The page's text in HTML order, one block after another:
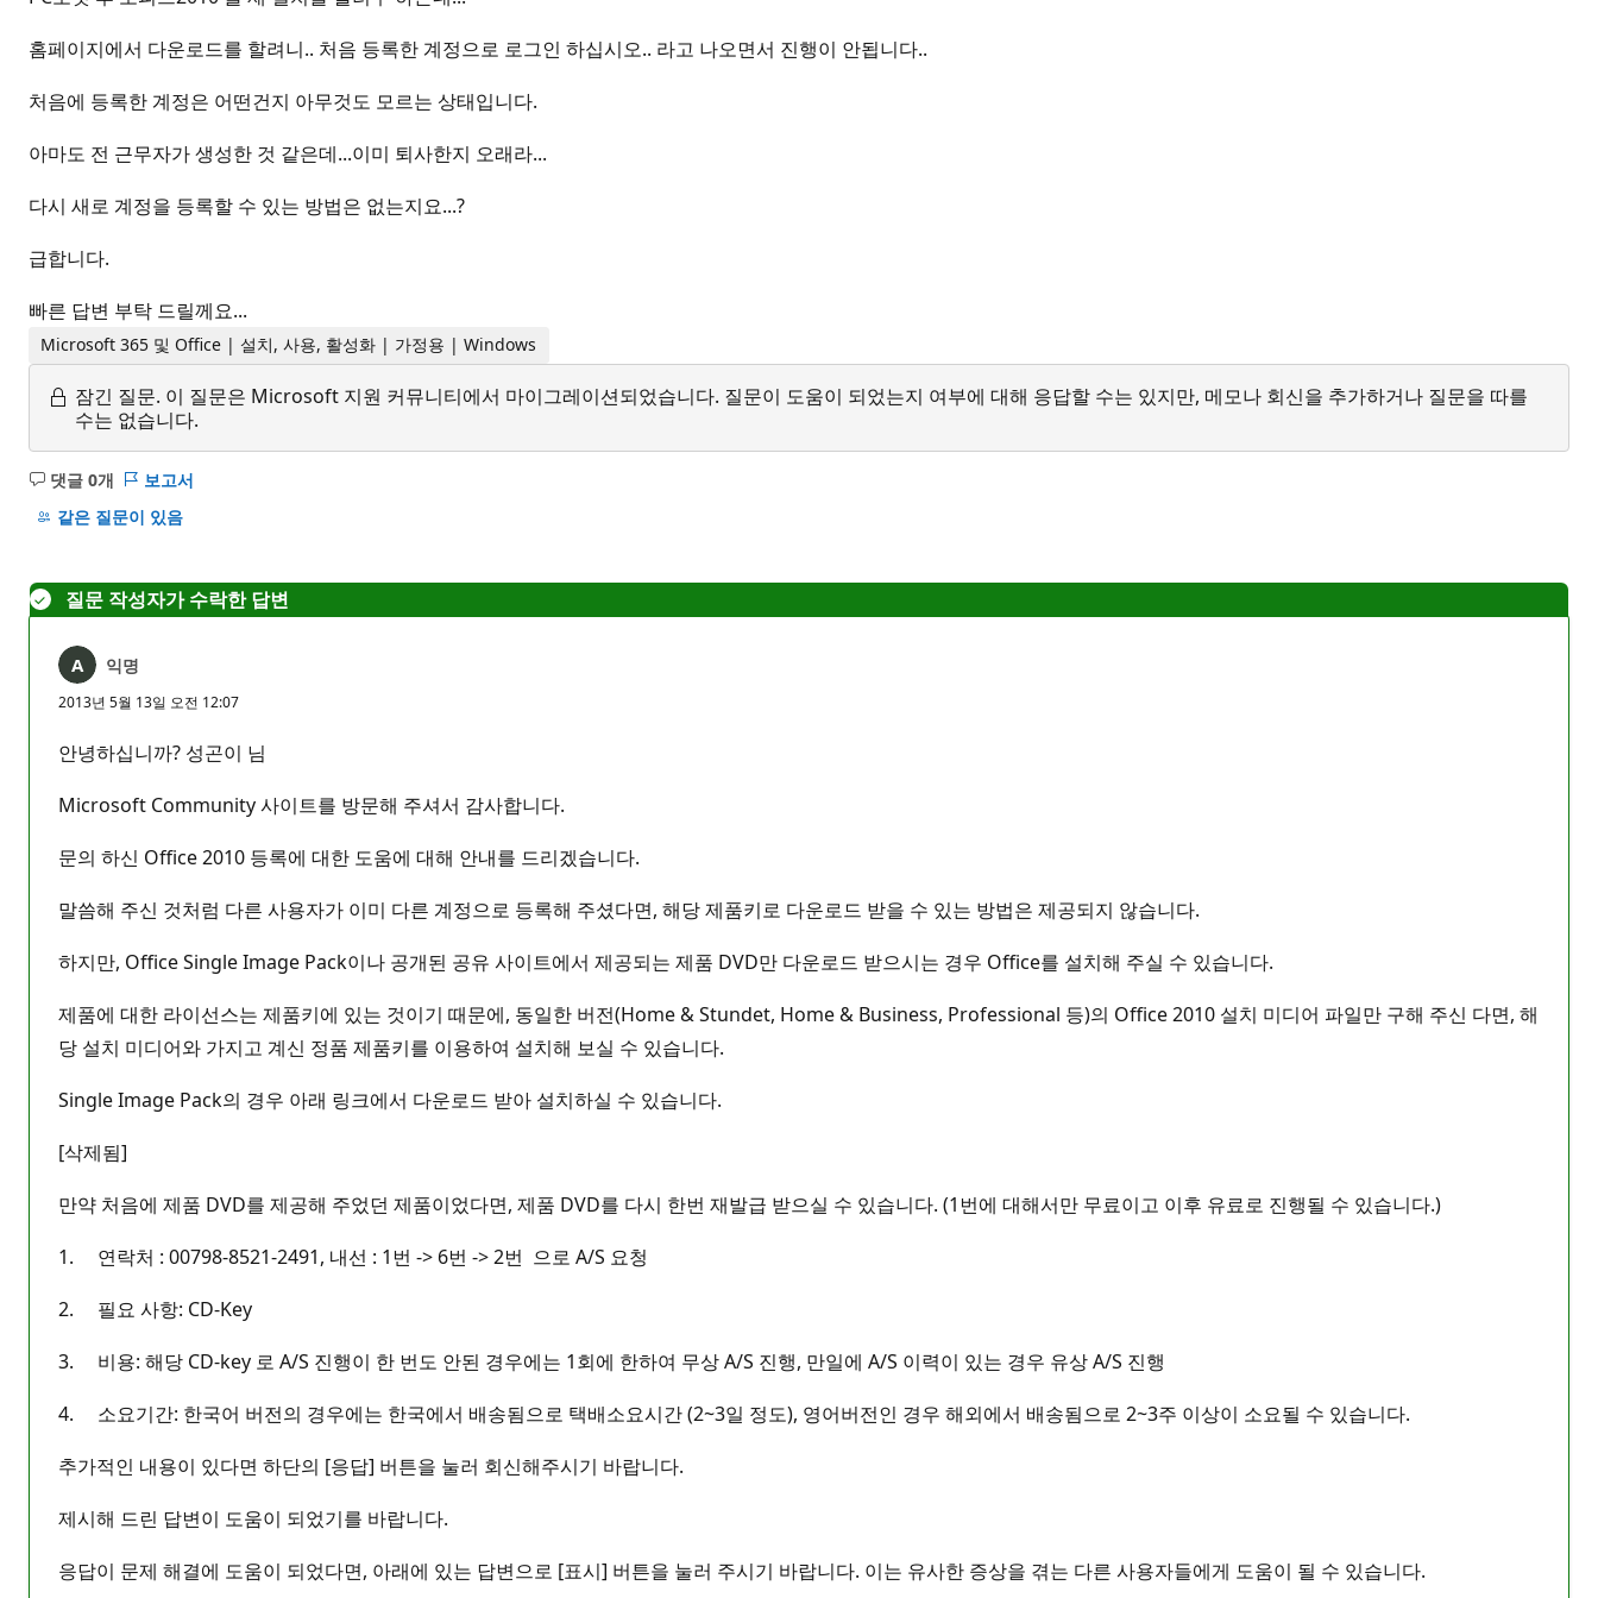
홈페이지에서 다운로드를 할려니.. 처음 등록한 계정으로 로그인 하십시오.. 라고 나오면서 진행이 안됩니다..
처음에 등록한 계정은 어떤건지 아무것도 모르는 상태입니다.
아마도 전 근무자가 생성한 것 같은데...이미 퇴사한지 오래라...
다시 새로 계정을 등록할 수 있는 방법은 없는지요...?
급합니다.
빠른 답변 부탁 드릴께요...
Microsoft 365 및 Office | 설치, 사용, 활성화 | 가정용 | Windows
잠긴 질문. 이 질문은 Microsoft 지원 커뮤니티에서 마이그레이션되었습니다. 질문이 도움이 되었는지 여부에 대해 응답할 수는 있지만, 메모나 회신을 추가하거나 질문을 따를
수는 없습니다.
댓글 0개
설
명
보고서
같은 질문이 있음
질문 작성자가 수락한 답변
익명
2013년 5월 13일 오전 12:07
안녕하십니까? 성곤이 님
Microsoft Community 사이트를 방문해 주셔서 감사합니다.
문의 하신 Office 2010 등록에 대한 도움에 대해 안내를 드리겠습니다.
말씀해 주신 것처럼 다른 사용자가 이미 다른 계정으로 등록해 주셨다면, 해당 제품키로 다운로드 받을 수 있는 방법은 제공되지 않습니다.
하지만, Office Single Image Pack이나 공개된 공유 사이트에서 제공되는 제품 DVD만 다운로드 받으시는 경우 Office를 설치해 주실 수 있습니다.
제품에 대한 라이선스는 제품키에 있는 것이기 때문에, 동일한 버전(Home & Stundet, Home & Business, Professional 등)의 Office 2010 설치 미디어 파일만 구해 주신 다면, 해
당 설치 미디어와 가지고 계신 정품 제품키를 이용하여 설치해 보실 수 있습니다.
Single Image Pack의 경우 아래 링크에서 다운로드 받아 설치하실 수 있습니다.
[삭제됨]
만약 처음에 제품 DVD를 제공해 주었던 제품이었다면, 제품 DVD를 다시 한번 재발급 받으실 수 있습니다. (1번에 대해서만 무료이고 이후 유료로 진행될 수 있습니다.)
1. 연락처 : 00798-8521-2491, 내선 : 1번 -> 6번 -> 2번 으로 A/S 요청
2. 필요 사항: CD-Key
3. 비용: 해당 CD-key 로 A/S 진행이 한 번도 안된 경우에는 1회에 한하여 무상 A/S 진행, 만일에 A/S 이력이 있는 경우 유상 A/S 진행
4. 소요기간: 한국어 버전의 경우에는 한국에서 배송됨으로 택배소요시간 (2~3일 정도), 영어버전인 경우 해외에서 배송됨으로 2~3주 이상이 소요될 수 있습니다.
추가적인 내용이 있다면 하단의 [응답] 버튼을 눌러 회신해주시기 바랍니다.
제시해 드린 답변이 도움이 되었기를 바랍니다.
응답이 문제 해결에 도움이 되었다면, 아래에 있는 답변으로 [표시] 버튼을 눌러 주시기 바랍니다. 이는 유사한 증상을 겪는 다른 사용자들에게 도움이 될 수 있습니다.